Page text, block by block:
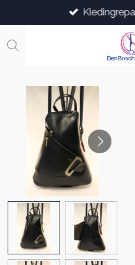
direct
naar